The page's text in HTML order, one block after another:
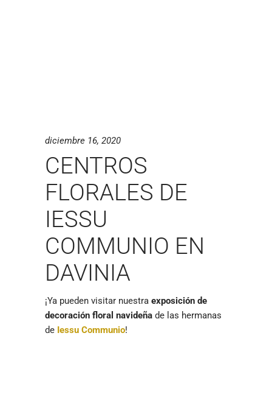
diciembre 16, 2020
CENTROS
FLORALES DE
IESSU
COMMUNIO EN
DAVINIA
¡Ya pueden visitar nuestra exposición de
decoración floral navideña de las hermanas
de Iessu Communio!